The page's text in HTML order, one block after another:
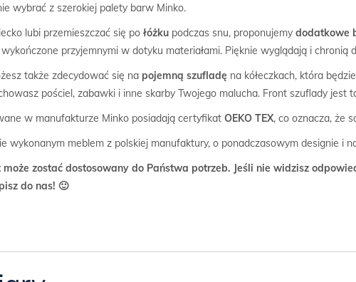
wybrać z szerokiej palety barw Minko.
lubi przemieszczać się połóżku podczas snu, proponujemydodatkowe
wykończone przyjemnymi w dotyku materiałami. Pięknie wyglądają i
także zdecydować się na pojemną szufladę na kółeczkach, która
pościel, zabawki i inne skarby Twojego malucha. Front szuflady jest
w manufakturze Minko posiadają certyfikatOEKO TEX, co oznacza, że
wykonanym meblem z polskiej manufaktury, o ponadczasowym designie i
zostać dostosowany do Państwa potrzeb. Jeśli nie widzisz
do nas! 🙂